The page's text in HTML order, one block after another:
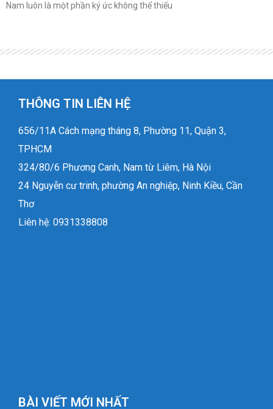
Nam luôn là một phần ký ức không thể thiếu
THÔNG TIN LIÊN HỆ
656/11A Cách mạng tháng 8, Phường 11, Quận 3,
TPHCM
324/80/6 Phương Canh, Nam từ Liêm, Hà Nội
24 Nguyễn cư trinh, phường An nghiệp, Ninh Kiều, Cần
Thơ
Liên hệ: 0931338808
BÀI VIẾT MỚI NHẤT